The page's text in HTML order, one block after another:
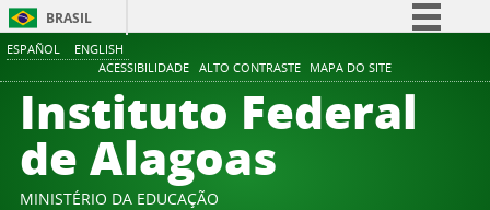
ESPAÑOL ENGLISH
ACESSIBILIDADE ALTO CONTRASTE MAPA DO SITE
BRASIL
Comunica BR
Participe
Instituto Federal
de Alagoas
MINISTÉRIO DA EDUCAÇÃO